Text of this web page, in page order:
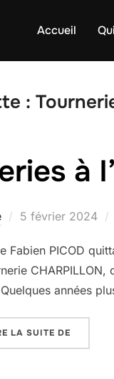
Accueil
:
à
Publié
5 février 2024
PICOD
années
LA SUITE DE